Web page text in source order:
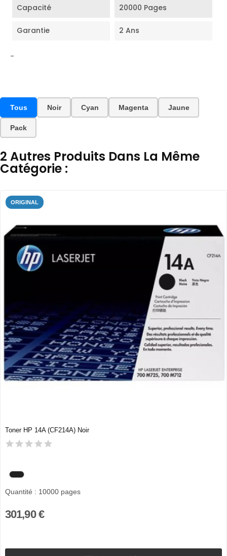
Capacité 20000 Pages
Garantie 2 Ans
-
Tous Noir Cyan Magenta Jaune
Pack
2 Autres Produits Dans La Même
Catégorie :
ORIGINAL
Toner HP 14A (CF214A) Noir
Quantité : 10000 pages
301,90 €